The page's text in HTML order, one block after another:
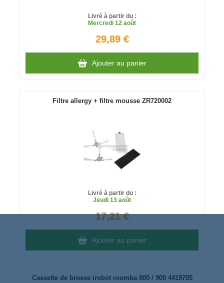
Livré à partir du :
Mercredi 12 août
29,89 €
Ajouter au panier
Filtre allergy + filtre mousse ZR720002
Livré à partir du :
Jeudi 13 août
17,21 €
Ajouter au panier
Cassette de brosse irobot roomba 800 / 900 4419705